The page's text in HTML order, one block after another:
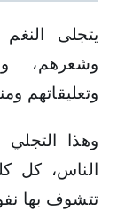
يتجلى
وشعرهم،
وتعليقاتهم
وهذا
الناس، كل
تتشوف بها